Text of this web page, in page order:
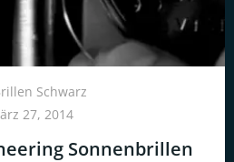
Schwarz
27, 2014
Sonnenbrillen